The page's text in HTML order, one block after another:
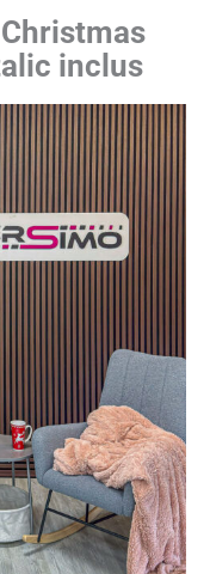
inclus